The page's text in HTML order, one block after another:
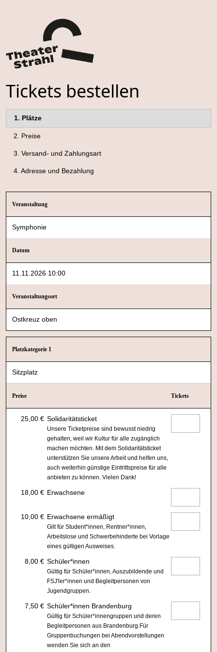
Tickets bestellen
1. Plätze
2. Preise
3. Versand- und Zahlungsart
4. Adresse und Bezahlung
Veranstaltung
Symphonie
Datum
11.11.2026 10:00
Veranstaltungsort
Ostkreuz oben
Platzkategorie 1
Sitzplatz
Tickets
Preise
25,00 € Solidaritätsticket
Unsere Ticketpreise sind bewusst niedrig
gehalten, weil wir Kultur für alle zugänglich
machen möchten. Mit dem Solidaritätsticket
unterstützen Sie unsere Arbeit und helfen uns,
auch weiterhin günstige Eintrittspreise für alle
anbieten zu können. Vielen Dank!
18,00 € Erwachsene
10,00 € Erwachsene ermäßigt
Gilt für Student*innen, Rentner*innen,
Arbeitslose und Schwerbehinderte bei Vorlage
eines gültigen Ausweises.
8,00 € Schüler*innen
Gültig für Schüler*innen, Auszubildende und
FSJ'ler*innen und Begleitpersonen von
Jugendgruppen.
7,50 € Schüler*innen Brandenburg
Gültig für Schüler*innengruppen und deren
Begleitpersonen aus Brandenburg.Für
Gruppenbuchungen bei Abendvorstellungen
wenden Sie sich an den